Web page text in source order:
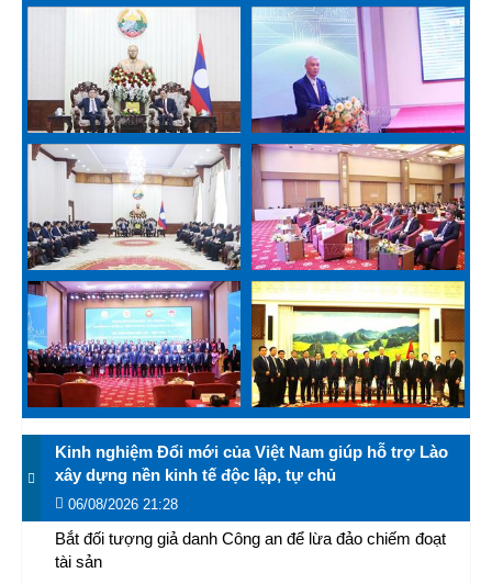
Kinh nghiệm Đổi mới của Việt Nam giúp hỗ trợ Lào
xây dựng nền kinh tế độc lập, tự chủ
06/08/2026 21:28
Bắt đối tượng giả danh Công an để lừa đảo chiếm đoạt
tài sản